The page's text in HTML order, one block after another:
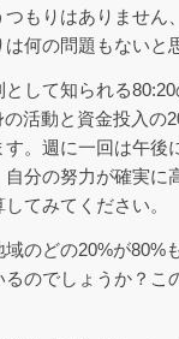
つもりはありません
何の問題もないと
して知られる
活動と資金投入の
す。週に一回は午後
分の努力が確実に
てみてください。
域のどの20%が80%
のでしょうか？こ